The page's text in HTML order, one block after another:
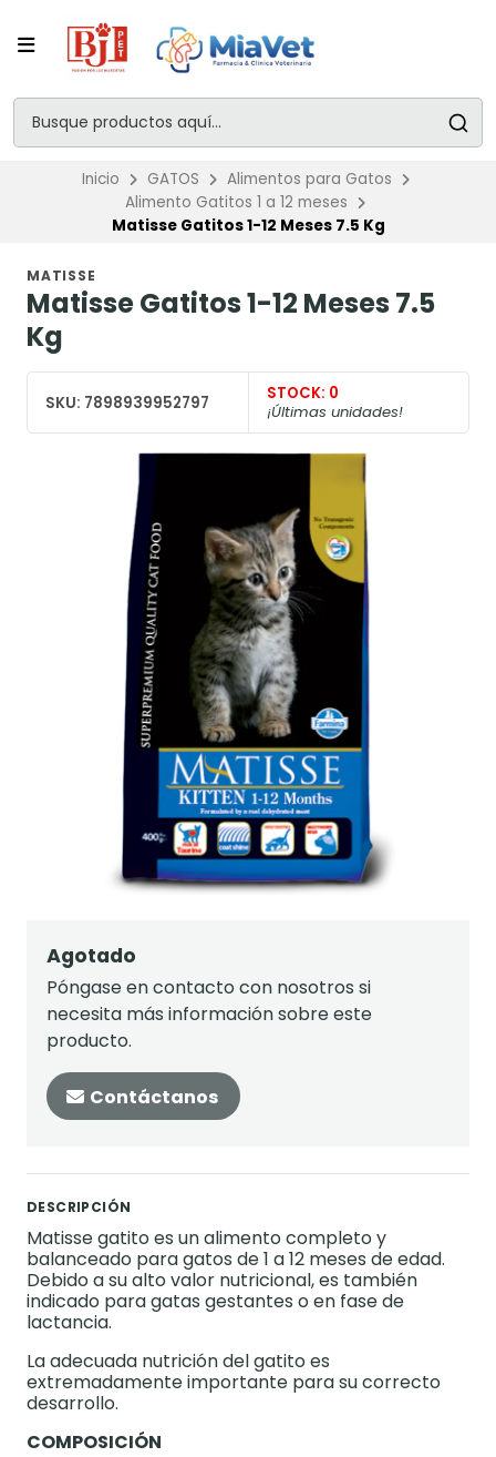
Inicio GATOS
Alimentos para Gatos
Alimento Gatitos 1 a 12 meses
Matisse Gatitos 1-12 Meses 7.5 Kg
MATISSE
Matisse Gatitos 1-12 Meses 7.5
Kg
SKU: 7898939952797 STOCK: 0
¡Últimas unidades!
Agotado
Póngase en contacto con nosotros si
necesita más información sobre este
producto.
Contáctanos
DESCRIPCIÓN
Matisse gatito es un alimento completo y
balanceado para gatos de 1 a 12 meses de edad.
Debido a su alto valor nutricional, es también
indicado para gatas gestantes o en fase de
lactancia.
La adecuada nutrición del gatito es
extremadamente importante para su correcto
desarrollo.
COMPOSICIÓN